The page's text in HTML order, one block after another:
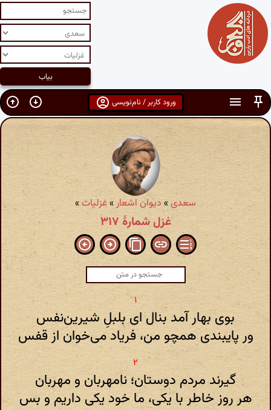
ورود کاربر / نام‌نویسی
سعدی» دیوان اشعار»غزلیات»
غزل شمارهٔ ۳۱۷
بوی بهار آمد بنال ای بلبلِ شیرین‌نفس
ور پایبندی همچو من، فریاد می‌خوان از قفس
گیرند مردم دوستان؛ نامهربان و مهربان
هر روز خاطر با یکی، ما خود یکی داریم و بس